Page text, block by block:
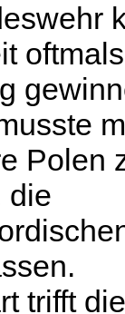
Polen
die
trifft die